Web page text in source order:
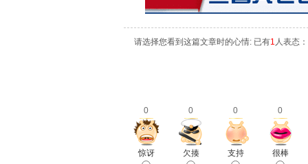
请选择您看到这篇文章时的心情: 已有1 人表态：
0 0 0 0
惊讶 欠揍 支持 很棒